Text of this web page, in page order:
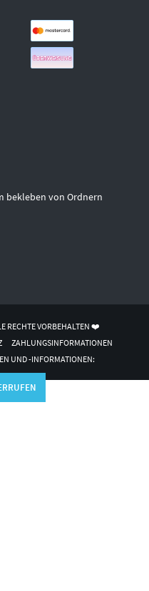
bekleben von Ordnern
RECHTE VORBEHALTEN ❤️
ZAHLUNGSINFORMATIONEN
UND -INFORMATIONEN: